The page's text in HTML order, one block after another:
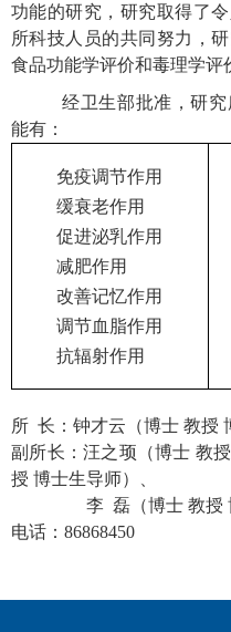
功能的研究，研究取得了
所科技人员的共同努力，
食品功能学评价和毒理学评
经卫生部批准，研究
能有：
免疫调节作用
缓衰老作用
促进泌乳作用
减肥作用
改善记忆作用
调节血脂作用
抗辐射作用
所 长：钟才云（博士 教授
副所长：汪之顼（博士 教
授 博士生导师）、
李 磊（博士 教授
电话： 86868450